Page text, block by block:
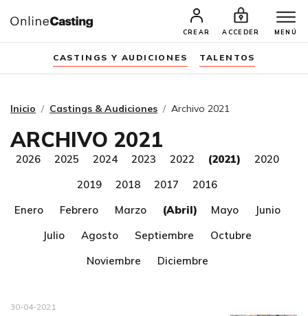
CREAR ACCEDER MENÚ
CASTINGS Y AUDICIONES TALENTOS
Inicio Castings & Audiciones Archivo 2021
ARCHIVO 2021
2026 2025 2024 2023 2022 (2021)
2020
2019
2018 2017
2016
Enero
Febrero Marzo (Abril) Mayo
Junio
Julio
Agosto Septiembre
Octubre
Noviembre
Diciembre
30-04-2021